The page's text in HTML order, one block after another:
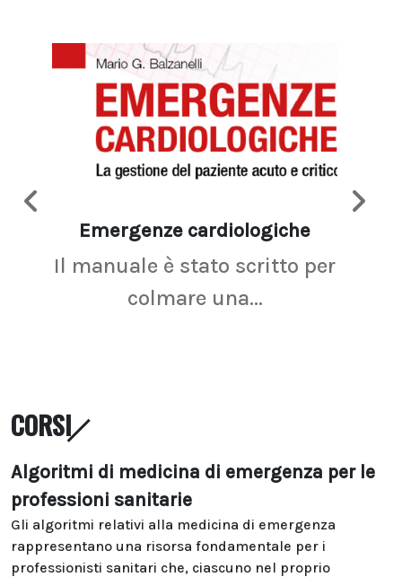
Emergenze cardiologiche
Il manuale è stato scritto per
colmare una...
CORSI
Algoritmi di medicina di emergenza per le
professioni sanitarie
Gli algoritmi relativi alla medicina di emergenza
rappresentano una risorsa fondamentale per i
professionisti sanitari che, ciascuno nel proprio